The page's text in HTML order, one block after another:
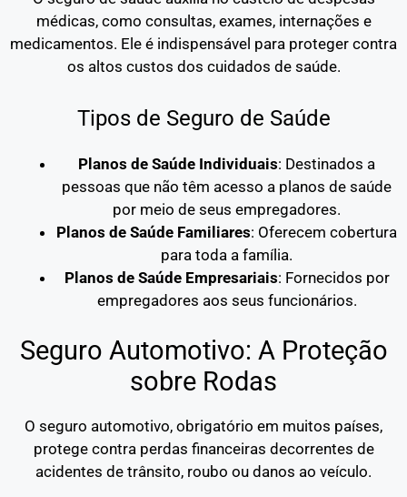
médicas, como consultas, exames, internações e
medicamentos. Ele é indispensável para proteger contra
os altos custos dos cuidados de saúde.
Tipos de Seguro de Saúde
Planos de Saúde Individuais: Destinados a
pessoas que não têm acesso a planos de saúde
por meio de seus empregadores.
Planos de Saúde Familiares: Oferecem cobertura
para toda a família.
Planos de Saúde Empresariais: Fornecidos por
empregadores aos seus funcionários.
Seguro Automotivo: A Proteção
sobre Rodas
O seguro automotivo, obrigatório em muitos países,
protege contra perdas financeiras decorrentes de
acidentes de trânsito, roubo ou danos ao veículo.